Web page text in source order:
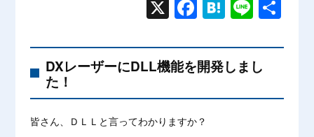
X
Face
Hate
Line
DXレーザーにDLL機能を開発しまし
た！
皆さん、ＤＬＬと言ってわかりますか？